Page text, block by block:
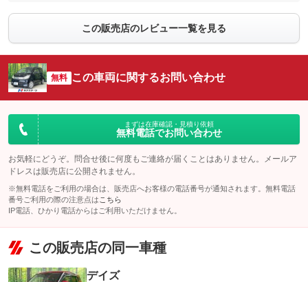
この販売店のレビュー一覧を見る
無料 この車両に関するお問い合わせ
まずは在庫確認・見積り依頼
無料電話でお問い合わせ
お気軽にどうぞ。問合せ後に何度もご連絡が届くことはありません。メールア
ドレスは販売店に公開されません。
※無料電話をご利用の場合は、販売店へお客様の電話番号が通知されます。無料電話
番号ご利用の際の注意点は こちら
IP電話、ひかり電話からはご利用いただけません。
この販売店の同一車種
デイズ